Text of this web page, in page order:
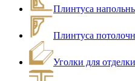
Плинтуса
Плинтуса
Уголки для